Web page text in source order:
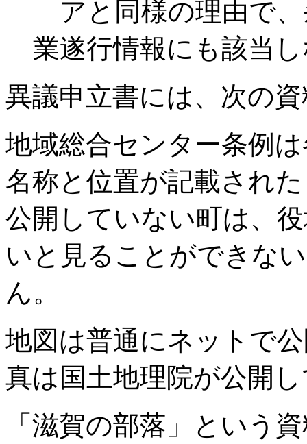
アと同様の理由で、
業遂行情報にも該当
異議申立書には、次の
地域総合センター条例
名称と位置が記載され
公開していない町は、
いと見ることができな
ん。
地図は普通にネットで
真は国土地理院が公開
「滋賀の部落」という